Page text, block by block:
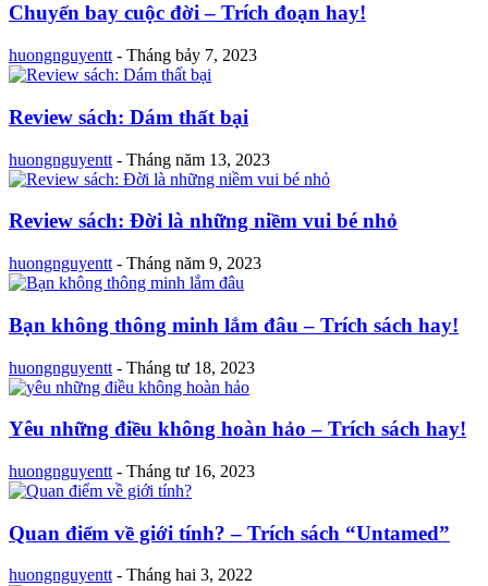
Chuyến bay cuộc đời – Trích đoạn hay!
huongnguyentt - Tháng bảy 7, 2023
Review sách: Dám thất bại
huongnguyentt - Tháng năm 13, 2023
Review sách: Đời là những niềm vui bé nhỏ
huongnguyentt - Tháng năm 9, 2023
Bạn không thông minh lắm đâu – Trích sách hay!
huongnguyentt - Tháng tư 18, 2023
Yêu những điều không hoàn hảo – Trích sách hay!
huongnguyentt - Tháng tư 16, 2023
Quan điểm về giới tính? – Trích sách “Untamed”
huongnguyentt - Tháng hai 3, 2022